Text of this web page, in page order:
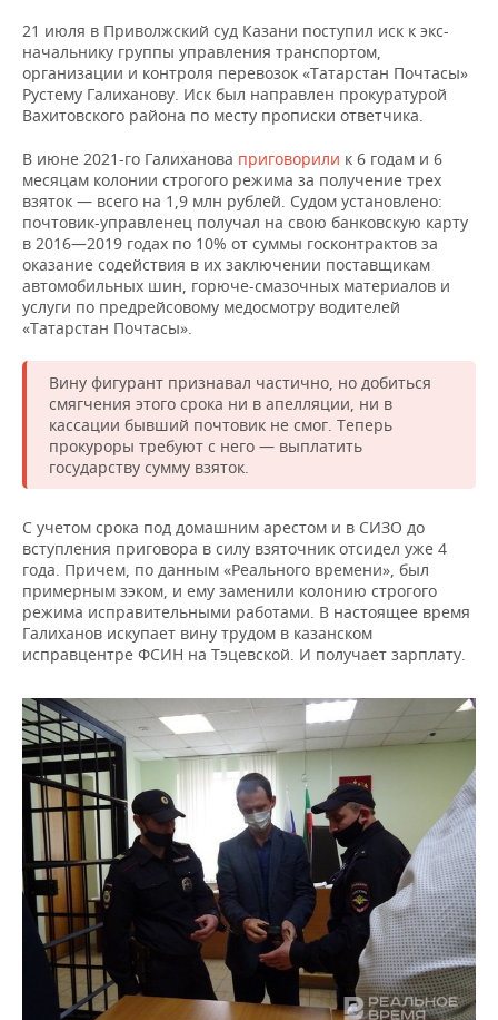
21 июля в Приволжский суд Казани поступил иск к экс-
начальнику группы управления транспортом,
организации и контроля перевозок «Татарстан Почтасы»
Рустему Галиханову. Иск был направлен прокуратурой
Вахитовского района по месту прописки ответчика.
В июне 2021-го Галиханова приговорили к 6 годам и 6
месяцам колонии строгого режима за получение трех
взяток — всего на 1,9 млн рублей. Судом установлено:
почтовик-управленец получал на свою банковскую карту
в 2016—2019 годах по 10% от суммы госконтрактов за
оказание содействия в их заключении поставщикам
автомобильных шин, горюче-смазочных материалов и
услуги по предрейсовому медосмотру водителей
«Татарстан Почтасы».
Вину фигурант признавал частично, но добиться
смягчения этого срока ни в апелляции, ни в
кассации бывший почтовик не смог. Теперь
прокуроры требуют с него — выплатить
государству сумму взяток.
С учетом срока под домашним арестом и в СИЗО до
вступления приговора в силу взяточник отсидел уже 4
года. Причем, по данным «Реального времени», был
примерным зэком, и ему заменили колонию строгого
режима исправительными работами. В настоящее время
Галиханов искупает вину трудом в казанском
исправцентре ФСИН на Тэцевской. И получает зарплату.